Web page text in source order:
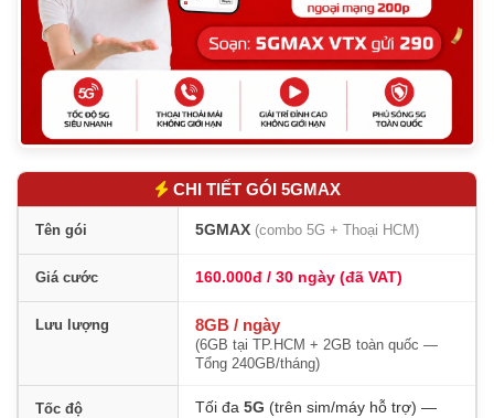
Gói 5GMAX chu kỳ dài (3–12 tháng)
Câu hỏi thường gặp
11. Kết luận & khuyến nghị
CHI TIẾT GÓI 5GMAX
Tên gói 5GMAX (combo 5G + Thoại HCM)
Giá cước 160.000đ / 30 ngày (đã VAT)
Lưu lượng 8GB / ngày
(6GB tại TP.HCM + 2GB toàn quốc —
Tổng 240GB/tháng)
Tốc độ Tối đa 5G (trên sim/máy hỗ trợ) —